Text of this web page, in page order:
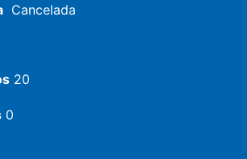
Cancelada
20
0